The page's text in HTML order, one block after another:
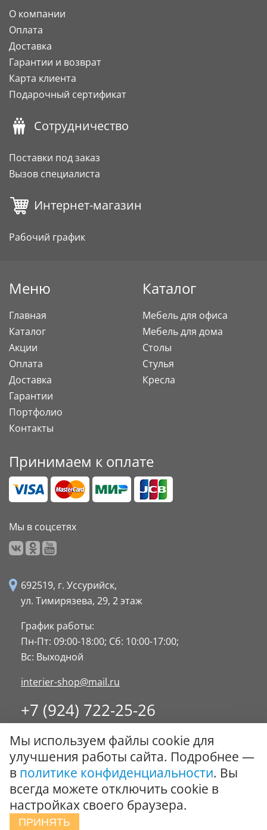
О компании
Оплата
Доставка
Гарантии и возврат
Карта клиента
Подарочный сертификат
Сотрудничество
Поставки под заказ
Вызов специалиста
Интернет-магазин
Рабочий график
Меню
Главная
Каталог
Акции
Оплата
Доставка
Гарантии
Портфолио
Контакты
Каталог
Мебель для офиса
Мебель для дома
Столы
Стулья
Кресла
Принимаем к оплате
Мы в соцсетях
692519, г. Уссурийск,
ул. Тимирязева, 29, 2 этаж
График работы:
Пн-Пт: 09:00-18:00; Сб: 10:00-17:00;
Вс: Выходной
interier-shop@mail.ru
+7 (924) 722-25-26
8 (4234) 32-17-89
Заказать обратный звонок
© ООО "Стиль-Интерьер" 1996 - 2026. Все права
защищены.
Политика обработки персональных данных
Сообщить об ошибке
Мы используем файлы cookie для
улучшения работы сайта. Подробнее —
в политике конфиденциальности. Вы
всегда можете отключить cookie в
настройках своего браузера.
ПРИНЯТЬ